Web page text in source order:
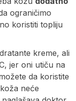
ograničimo
koristiti topliju
kreme, ali
jer oni utiču na
da koristite
neće